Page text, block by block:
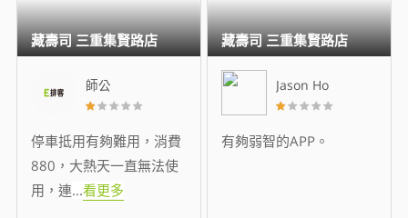
師公
停車抵用有夠難用，消費
880，大熱天一直無法使
用，連...看更多
藏壽司 三重集賢路店
Jason Ho
有夠弱智的APP。
藏壽司 三重集賢路店